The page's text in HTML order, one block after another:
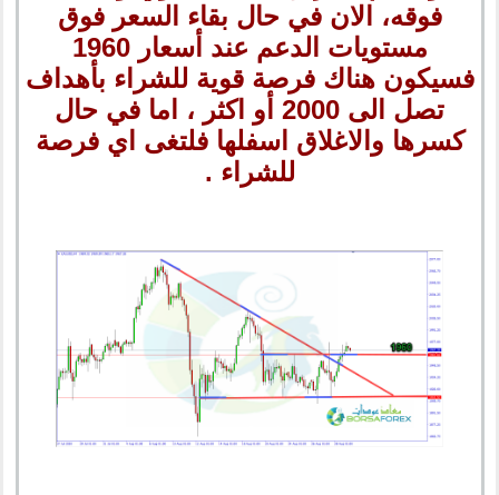
فوقه، الان في حال بقاء السعر فوق
مستويات الدعم عند أسعار 1960
فسيكون هناك فرصة قوية للشراء بأهداف
تصل الى 2000 أو اكثر ، اما في حال
كسرها والاغلاق اسفلها فلتغى اي فرصة
للشراء .